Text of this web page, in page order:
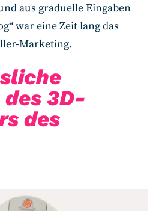
aus graduelle Eingaben
war eine Zeit lang das
Marketing.
3D-
des